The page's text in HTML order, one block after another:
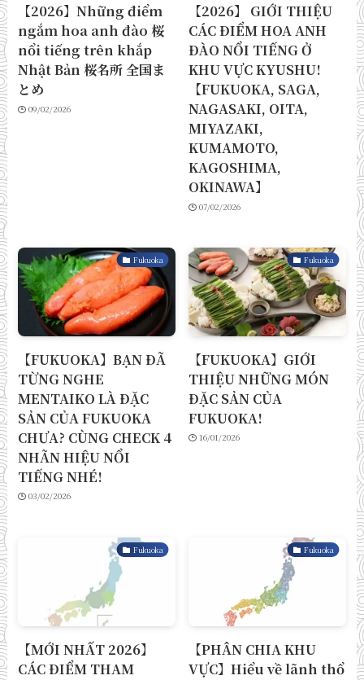
【2026】Những điểm
ngắm hoa anh đào 桜
nổi tiếng trên khắp
Nhật Bản 桜名所 全国ま
とめ
09/02/2026
【2026】 GIỚI THIỆU
CÁC ĐIỂM HOA ANH
ĐÀO NỔI TIẾNG Ở
KHU VỰC KYUSHU!
【FUKUOKA, SAGA,
NAGASAKI, OITA,
MIYAZAKI,
KUMAMOTO,
KAGOSHIMA,
OKINAWA】
07/02/2026
Fukuoka
【FUKUOKA】BẠN ĐÃ
TỪNG NGHE
MENTAIKO LÀ ĐẶC
SẢN CỦA FUKUOKA
CHƯA? CÙNG CHECK 4
NHÃN HIỆU NỔI
TIẾNG NHÉ!
03/02/2026
Fukuoka
【FUKUOKA】GIỚI
THIỆU NHỮNG MÓN
ĐẶC SẢN CỦA
FUKUOKA!
16/01/2026
Fukuoka
【MỚI NHẤT 2026】
CÁC ĐIỂM THAM
Fukuoka
【PHÂN CHIA KHU
VỰC】Hiểu về lãnh thổ